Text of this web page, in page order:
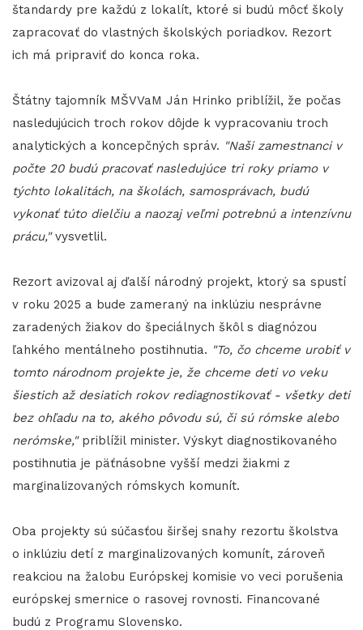
štandardy pre každú z lokalít, ktoré si budú môcť školy
zapracovať do vlastných školských poriadkov. Rezort
ich má pripraviť do konca roka.
Štátny tajomník MŠVVaM Ján Hrinko priblížil, že počas
nasledujúcich troch rokov dôjde k vypracovaniu troch
analytických a koncepčných správ. "Naši zamestnanci v
počte 20 budú pracovať nasledujúce tri roky priamo v
týchto lokalitách, na školách, samosprávach, budú
vykonať túto dielčiu a naozaj veľmi potrebnú a intenzívnu
prácu,"vysvetlil.
Rezort avizoval aj ďalší národný projekt, ktorý sa spustí
v roku 2025 a bude zameraný na inklúziu nesprávne
zaradených žiakov do špeciálnych škôl s diagnózou
ľahkého mentálneho postihnutia. "To, čo chceme urobiť v
tomto národnom projekte je, že chceme deti vo veku
šiestich až desiatich rokov rediagnostikovať - všetky deti
bez ohľadu na to, akého pôvodu sú, či sú rómske alebo
nerómske,"priblížil minister. Výskyt diagnostikovaného
postihnutia je päťnásobne vyšší medzi žiakmi z
marginalizovaných rómskych komunít.
Oba projekty sú súčasťou širšej snahy rezortu školstva
o inklúziu detí z marginalizovaných komunít, zároveň
reakciou na žalobu Európskej komisie vo veci porušenia
európskej smernice o rasovej rovnosti. Financované
budú z Programu Slovensko.